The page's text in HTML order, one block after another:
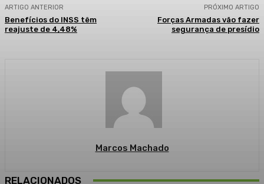
ARTIGO ANTERIOR
Benefícios do INSS têm
reajuste de 4,48%
PRÓXIMO ARTIGO
Forças Armadas vão fazer
segurança de presídio
Marcos Machado
RELACIONADOS